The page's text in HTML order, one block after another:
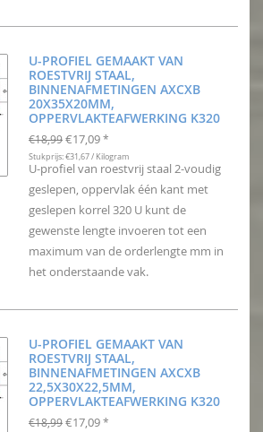
U-PROFIEL GEMAAKT VAN
ROESTVRIJ STAAL,
BINNENAFMETINGEN AXCXB
20X35X20MM,
OPPERVLAKTEAFWERKING K320
€18,99 €17,09 *
Stukprijs: €31,67 / Kilogram
U-profiel van roestvrij staal 2-voudig
geslepen, oppervlak één kant met
geslepen korrel 320 U kunt de
gewenste lengte invoeren tot een
maximum van de orderlengte mm in
het onderstaande vak.
U-PROFIEL GEMAAKT VAN
ROESTVRIJ STAAL,
BINNENAFMETINGEN AXCXB
22,5X30X22,5MM,
OPPERVLAKTEAFWERKING K320
€18,99 €17,09 *